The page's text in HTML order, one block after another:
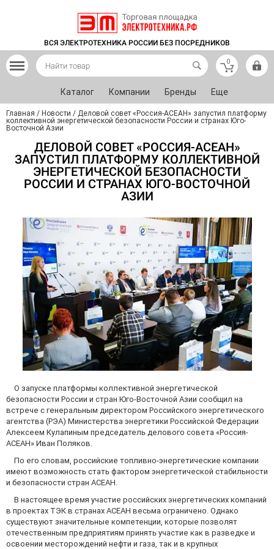
ВСЯ ЭЛЕКТРОТЕХНИКА РОССИИ БЕЗ ПОСРЕДНИКОВ
0
Каталог Компании Бренды Еще
Главная / Новости / Деловой совет «Россия-АСЕАН» запустил платформу
коллективной энергетической безопасности России и странах Юго-
Восточной Азии
ДЕЛОВОЙ СОВЕТ «РОССИЯ-АСЕАН»
ЗАПУСТИЛ ПЛАТФОРМУ КОЛЛЕКТИВНОЙ
ЭНЕРГЕТИЧЕСКОЙ БЕЗОПАСНОСТИ
РОССИИ И СТРАНАХ ЮГО-ВОСТОЧНОЙ
АЗИИ
О запуске платформы коллективной энергетической
безопасности России и стран Юго-Восточной Азии сообщил на
встрече с генеральным директором Российского энергетического
агентства (РЭА) Министерства энергетики Российской Федерации
Алексеем Кулапиным председатель делового совета «Россия-
АСЕАН» Иван Поляков.
По его словам, российские топливно-энергетические компании
имеют возможность стать фактором энергетической стабильности
и безопасности стран АСЕАН.
В настоящее время участие российских энергетических компаний
в проектах ТЭК в странах АСЕАН весьма ограничено. Однако
существуют значительные компетенции, которые позволят
отечественным предприятиям принять участие как в разведке и
освоении месторождений нефти и газа, так и в крупных